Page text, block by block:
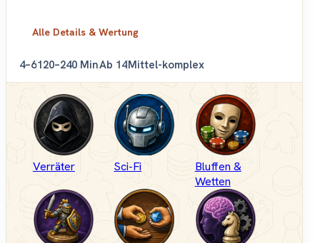
Alle Details & Wertung
4–6120–240 MinAb 14Mittel-komplex
Verräter Sci-Fi
Bluffen &
Wetten